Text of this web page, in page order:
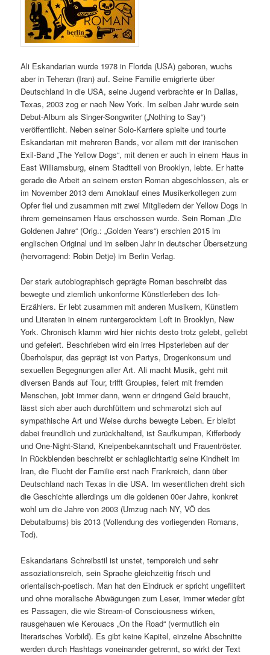
Ali Eskandarian wurde 1978 in Florida (USA) geboren, wuchs
aber in Teheran (Iran) auf. Seine Familie emigrierte über
Deutschland in die USA, seine Jugend verbrachte er in Dallas,
Texas, 2003 zog er nach New York. Im selben Jahr wurde sein
Debut-Album als Singer-Songwriter („Nothing to Say“)
veröffentlicht. Neben seiner Solo-Karriere spielte und tourte
Eskandarian mit mehreren Bands, vor allem mit der iranischen
Exil-Band „The Yellow Dogs“, mit denen er auch in einem Haus in
East Williamsburg, einem Stadtteil von Brooklyn, lebte. Er hatte
gerade die Arbeit an seinem ersten Roman abgeschlossen, als er
im November 2013 dem Amoklauf eines Musikerkollegen zum
Opfer fiel und zusammen mit zwei Mitgliedern der Yellow Dogs in
ihrem gemeinsamen Haus erschossen wurde. Sein Roman „Die
Goldenen Jahre“ (Orig.: „Golden Years“) erschien 2015 im
englischen Original und im selben Jahr in deutscher Übersetzung
(hervorragend: Robin Detje) im Berlin Verlag.
Der stark autobiographisch geprägte Roman beschreibt das
bewegte und ziemlich unkonforme Künstlerleben des Ich-
Erzählers. Er lebt zusammen mit anderen Musikern, Künstlern
und Literaten in einem runtergerocktem Loft in Brooklyn, New
York. Chronisch klamm wird hier nichts desto trotz gelebt, geliebt
und gefeiert. Beschrieben wird ein irres Hipsterleben auf der
Überholspur, das geprägt ist von Partys, Drogenkonsum und
sexuellen Begegnungen aller Art. Ali macht Musik, geht mit
diversen Bands auf Tour, trifft Groupies, feiert mit fremden
Menschen, jobt immer dann, wenn er dringend Geld braucht,
lässt sich aber auch durchfüttern und schmarotzt sich auf
sympathische Art und Weise durchs bewegte Leben. Er bleibt
dabei freundlich und zurückhaltend, ist Saufkumpan, Kifferbody
und One-Night-Stand, Kneipenbekanntschaft und Frauentröster.
In Rückblenden beschreibt er schlaglichtartig seine Kindheit im
Iran, die Flucht der Familie erst nach Frankreich, dann über
Deutschland nach Texas in die USA. Im wesentlichen dreht sich
die Geschichte allerdings um die goldenen 00er Jahre, konkret
wohl um die Jahre von 2003 (Umzug nach NY, VÖ des
Debutalbums) bis 2013 (Vollendung des vorliegenden Romans,
Tod).
Eskandarians Schreibstil ist unstet, temporeich und sehr
assoziationsreich, sein Sprache gleichzeitig frisch und
orientalisch-poetisch. Man hat den Eindruck er spricht ungefiltert
und ohne moralische Abwägungen zum Leser, immer wieder gibt
es Passagen, die wie Stream-of Consciousness wirken,
rausgehauen wie Kerouacs „On the Road“ (vermutlich ein
literarisches Vorbild). Es gibt keine Kapitel, einzelne Abschnitte
werden durch Hashtags voneinander getrennt, so wirkt der Text